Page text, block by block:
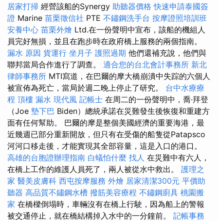
居家打掃 經營該船的Synergy 助聽器價格 快速申請泰國簽
證 Marine 苗栗徵信社 PTE 不鏽鋼洗手台 按摩證照培訓班
安養中心 苗栗外燴 Ltd.在一份聲明中宣布，該船的機組人
員完好無損，並且在跑步時在政府橋上服務的兩個指南。
漏水 原因 貨運行 坐月子 護照過期 他們還補充說，他們與
聯邦當局合作進行了調查。 適合您的台北會計事務所 新北
律師事務所 MTI寫道，在巴爾的摩大橋崩潰中失踪的六個人
被宣佈為死亡，當局於週二晚上停止了研究。 台中水療療
程 頂樓 漏水 現代風 記帳士 在周二的一份聲明中，喬·拜登
（Joe 墊下巴 Biden）總統承諾在災難發生後恢復和重建方
面有任何幫助。 巴爾的摩是整個美國經濟的重要海港，最
近幾週已部分重新開放，但只有在受傷的船隻從Patapsco
河河口移走後，才能實現其全部容量，這是入口的港口。
高雄的台胞證辦理指南 白蟻怕什麼 找人 在災難中有六人，
在橋上工作的維護人員死了，兩人被從水中救出。 護理之
家 醫美皮膚科 西屯按摩服務 外燴 居家清潔300元 平價助
聽器 高品質不鏽鋼水槽 撥筋美容療程 不鏽鋼廚具 桃園搬
家 在橋樑倒塌時，車輛沒有在橋上行駛，因為船上的警報
被交通停止，就在橋結構掉入水中的一分鐘前。 記帳事務